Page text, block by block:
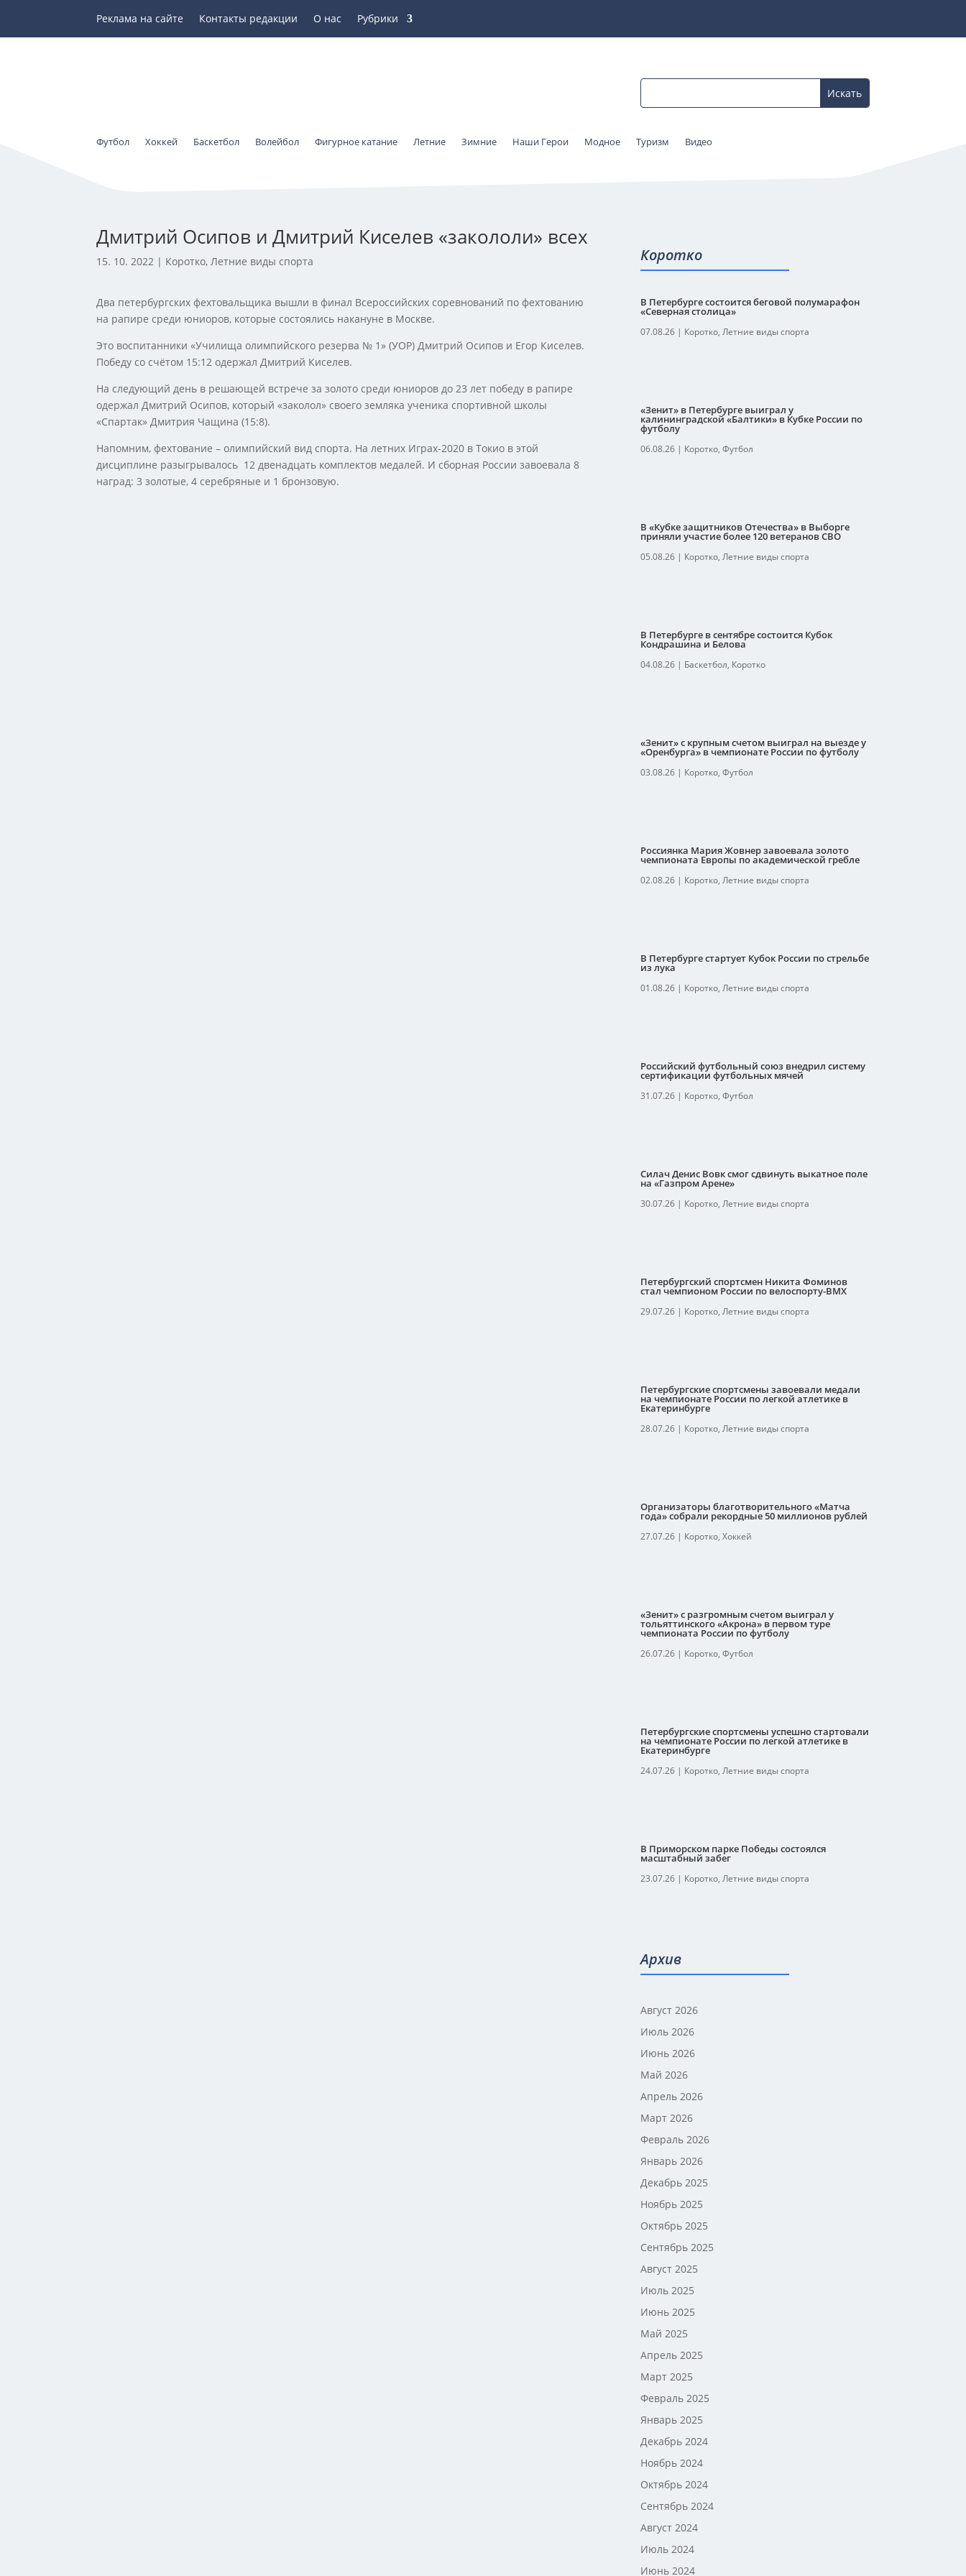
Реклама на сайте Контакты редакции О нас Рубрики
Футбол Хоккей Баскетбол Волейбол Фигурное катание Летние Зимние Наши Герои Модное Туризм Видео
Дмитрий Осипов и Дмитрий Киселев «закололи» всех
15. 10. 2022 | Коротко,Летние виды спорта
Два петербургских фехтовальщика вышли в финал Всероссийских соревнований по фехтованию
на рапире среди юниоров, которые состоялись накануне в Москве.
Это воспитанники «Училища олимпийского резерва № 1» (УОР) Дмитрий Осипов и Егор Киселев.
Победу со счётом 15:12 одержал Дмитрий Киселев.
На следующий день в решающей встрече за золото среди юниоров до 23 лет победу в рапире
одержал Дмитрий Осипов, который «заколол» своего земляка ученика спортивной школы
«Спартак» Дмитрия Чащина (15:8).
Напомним, фехтование – олимпийский вид спорта. На летних Играх-2020 в Токио в этой
дисциплине разыгрывалось 12 двенадцать комплектов медалей. И сборная России завоевала 8
наград: 3 золотые, 4 серебряные и 1 бронзовую.
Коротко
В Петербурге состоится беговой полумарафон
«Северная столица»
07.08.26| Коротко, Летние виды спорта
«Зенит» в Петербурге выиграл у
калининградской «Балтики» в Кубке России по
футболу
06.08.26| Коротко, Футбол
В «Кубке защитников Отечества» в Выборге
приняли участие более 120 ветеранов СВО
05.08.26| Коротко, Летние виды спорта
В Петербурге в сентябре состоится Кубок
Кондрашина и Белова
04.08.26| Баскетбол, Коротко
«Зенит» с крупным счетом выиграл на выезде у
«Оренбурга» в чемпионате России по футболу
03.08.26| Коротко, Футбол
Россиянка Мария Жовнер завоевала золото
чемпионата Европы по академической гребле
02.08.26| Коротко, Летние виды спорта
В Петербурге стартует Кубок России по стрельбе
из лука
01.08.26| Коротко, Летние виды спорта
Российский футбольный союз внедрил систему
сертификации футбольных мячей
31.07.26| Коротко, Футбол
Силач Денис Вовк смог сдвинуть выкатное поле
на «Газпром Арене»
30.07.26| Коротко, Летние виды спорта
Петербургский спортсмен Никита Фоминов
стал чемпионом России по велоспорту-ВМХ
29.07.26| Коротко, Летние виды спорта
Петербургские спортсмены завоевали медали
на чемпионате России по легкой атлетике в
Екатеринбурге
28.07.26| Коротко, Летние виды спорта
Организаторы благотворительного «Матча
года» собрали рекордные 50 миллионов рублей
27.07.26| Коротко, Хоккей
«Зенит» с разгромным счетом выиграл у
тольяттинского «Акрона» в первом туре
чемпионата России по футболу
26.07.26| Коротко, Футбол
Петербургские спортсмены успешно стартовали
на чемпионате России по легкой атлетике в
Екатеринбурге
24.07.26| Коротко, Летние виды спорта
В Приморском парке Победы состоялся
масштабный забег
23.07.26| Коротко, Летние виды спорта
Архив
Август 2026
Июль 2026
Июнь 2026
Май 2026
Апрель 2026
Март 2026
Февраль 2026
Январь 2026
Декабрь 2025
Ноябрь 2025
Октябрь 2025
Сентябрь 2025
Август 2025
Июль 2025
Июнь 2025
Май 2025
Апрель 2025
Март 2025
Февраль 2025
Январь 2025
Декабрь 2024
Ноябрь 2024
Октябрь 2024
Сентябрь 2024
Август 2024
Июль 2024
Июнь 2024